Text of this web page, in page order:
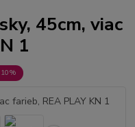
45cm, viac
1